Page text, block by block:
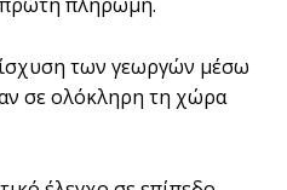
πληρωμή.
των γεωργών μέσω
σε ολόκληρη τη χώρα